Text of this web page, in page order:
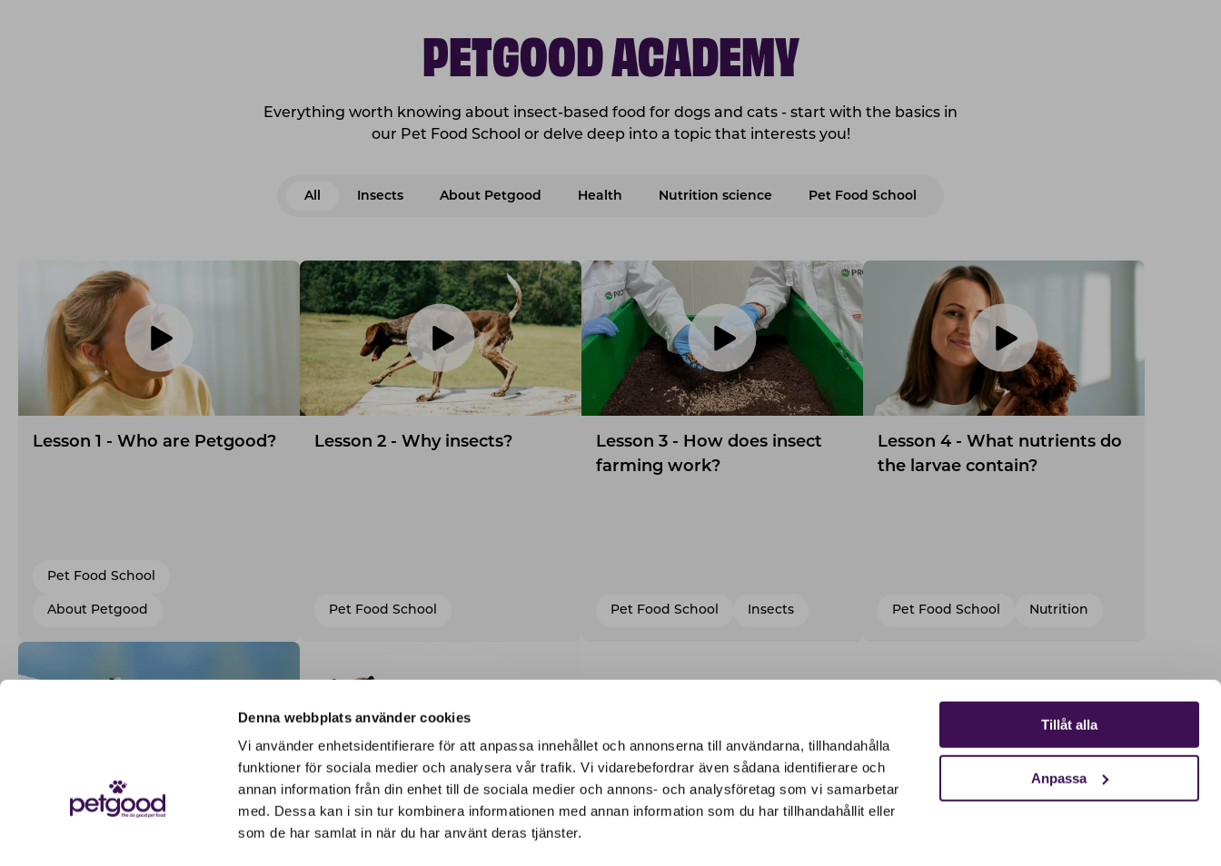
Denna webbplats använder cookies
Vi använder enhetsidentifierare för att anpassa innehållet och annonserna till användarna, tillhandahålla
funktioner för sociala medier och analysera vår trafik. Vi vidarebefordrar även sådana identifierare och
annan information från din enhet till de sociala medier och annons- och analysföretag som vi samarbetar
med. Dessa kan i sin tur kombinera informationen med annan information som du har tillhandahållit eller
som de har samlat in när du har använt deras tjänster.
Tillåt alla
Anpassa
PETGOOD ACADEMY
Everything worth knowing about insect-based food for dogs and cats - start with the basics in
our Pet Food School or delve deep into a topic that interests you!
All Insects About Petgood Health Nutrition science Pet Food School
Lesson 1 - Who are Petgood?
Pet Food School
About Petgood
Lesson 2 - Why insects?
Pet Food School
Lesson 3 - How does insect
farming work?
Pet Food School Insects
Lesson 4 - What nutrients do
the larvae contain?
Pet Food School Nutrition
Pet Owners Report
Study on Petgoods cat food